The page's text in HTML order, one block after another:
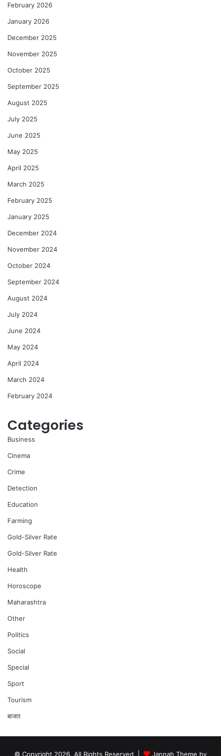
February 2026
January 2026
December 2025
November 2025
October 2025
September 2025
August 2025
July 2025
June 2025
May 2025
April 2025
March 2025
February 2025
January 2025
December 2024
November 2024
October 2024
September 2024
August 2024
July 2024
June 2024
May 2024
April 2024
March 2024
February 2024
Categories
Business
Cinema
Crime
Detection
Education
Farming
Gold-Silver Rate
Gold-Silver Rate
Health
Horoscope
Maharashtra
Other
Politics
Social
Special
Sport
Tourism
बाजार
© Copyright 2026, All Rights Reserved | Jannah Theme by